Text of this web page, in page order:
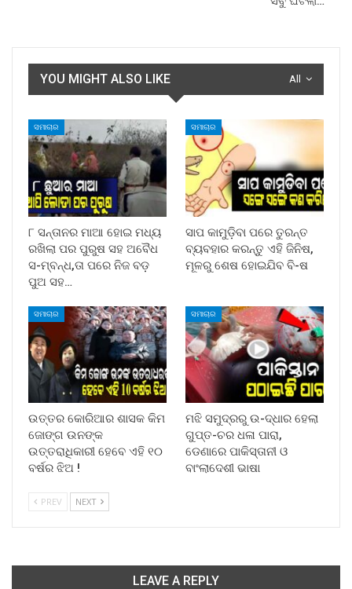
All
YOU MIGHT ALSO LIKE
ସମାଚାର
୮ ସନ୍ତାନର ମାଆ ହୋଇ ମଧ୍ୟ
ରଖିଲା ପର ପୁରୁଷ ସହ ଅବୈଧ
ସ-ମ୍ବନ୍ଧ,ତା ପରେ ନିଜ ବଡ଼
ପୁଅ ସହ…
ସମାଚାର
ସାପ କାମୁଡ଼ିବା ପରେ ତୁରନ୍ତ
ବ୍ୟବହାର କରନ୍ତୁ ଏହି ଜିନିଷ,
ମୂଳରୁ ଶେଷ ହୋଇଯିବ ବି-ଷ
ସମାଚାର
ଉତ୍ତର କୋରିଆର ଶାସକ କିମ
ଜୋଙ୍ଗ ଉନଙ୍କ
ଉତ୍ତରାଧିକାରୀ ହେବେ ଏହି ୧୦
ବର୍ଷର ଝିଅ !
ସମାଚାର
ମଝି ସମୁଦ୍ରରୁ ଉ-ଦ୍ଧାର ହେଲା
ଗୁପ୍ତ-ଚର ଧଳା ପାରା,
ଡେଣାରେ ପାକିସ୍ତାନୀ ଓ
ବାଂଲାଦେଶୀ ଭାଷା
PREV NEXT
LEAVE A REPLY